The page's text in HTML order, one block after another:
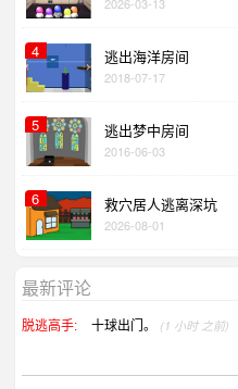
2026-03-13
4 逃出海洋房间
2018-07-17
5 逃出梦中房间
2016-06-03
6 救穴居人逃离深坑
2026-08-01
最新评论
脱逃高手: 十球出门。 (1 小时 之前)